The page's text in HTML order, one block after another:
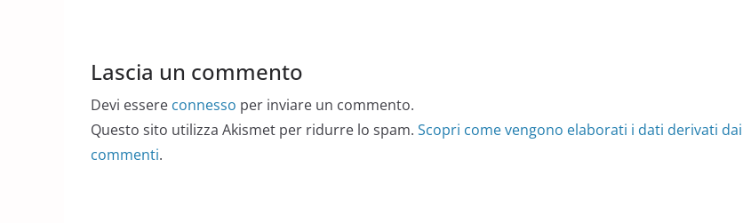
Lascia un commento
Devi essere connesso per inviare un commento.
Questo sito utilizza Akismet per ridurre lo spam. Scopri come vengono elaborati i dati derivati dai
commenti.